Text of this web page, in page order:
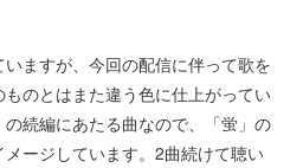
いますが、今回の配信に伴って歌を
のとはまた違う色に仕上がってい
続編にあたる曲なので、「蛍」の
ージしています。2曲続けて聴い